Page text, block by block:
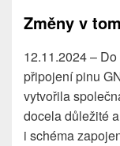
Změny v
12.11.2024 –
připojení pinu
vytvořila
docela důležité
i schéma